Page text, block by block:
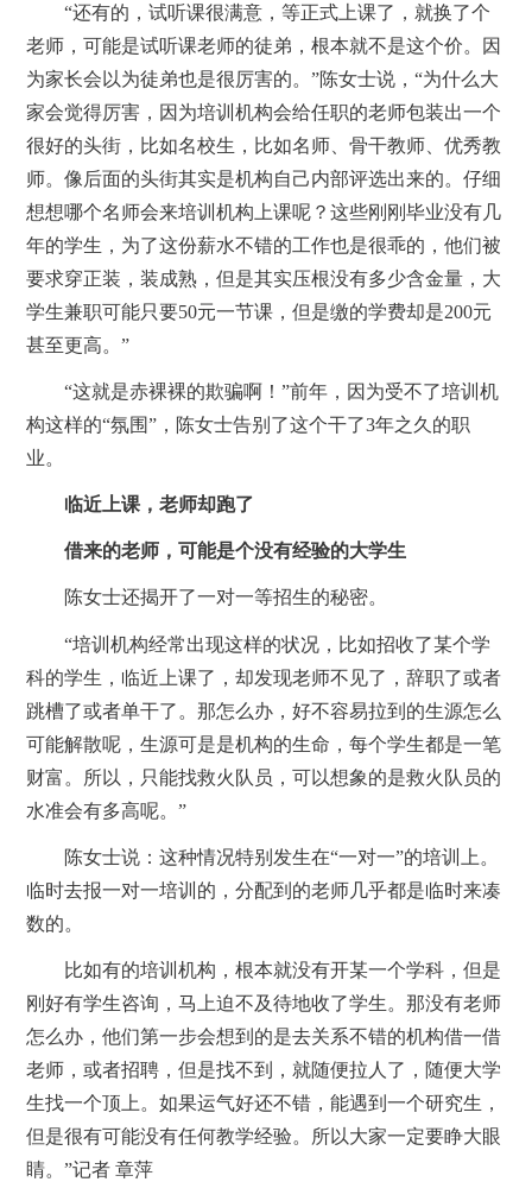
“还有的，试听课很满意，等正式上课了，就换了个
老师，可能是试听课老师的徒弟，根本就不是这个价。因
为家长会以为徒弟也是很厉害的。”陈女士说，“为什么大
家会觉得厉害，因为培训机构会给任职的老师包装出一个
很好的头街，比如名校生，比如名师、骨干教师、优秀教
师。像后面的头街其实是机构自己内部评选出来的。仔细
想想哪个名师会来培训机构上课呢？这些刚刚毕业没有几
年的学生，为了这份薪水不错的工作也是很乖的，他们被
要求穿正装，装成熟，但是其实压根没有多少含金量，大
学生兼职可能只要50元一节课，但是缴的学费却是200元
甚至更高。”
“这就是赤裸裸的欺骗啊！”前年，因为受不了培训机
构这样的“氛围”，陈女士告别了这个干了3年之久的职
业。
临近上课，老师却跑了
借来的老师，可能是个没有经验的大学生
陈女士还揭开了一对一等招生的秘密。
“培训机构经常出现这样的状况，比如招收了某个学
科的学生，临近上课了，却发现老师不见了，辞职了或者
跳槽了或者单干了。那怎么办，好不容易拉到的生源怎么
可能解散呢，生源可是是机构的生命，每个学生都是一笔
财富。所以，只能找救火队员，可以想象的是救火队员的
水准会有多高呢。”
陈女士说：这种情况特别发生在“一对一”的培训上。
临时去报一对一培训的，分配到的老师几乎都是临时来凑
数的。
比如有的培训机构，根本就没有开某一个学科，但是
刚好有学生咨询，马上迫不及待地收了学生。那没有老师
怎么办，他们第一步会想到的是去关系不错的机构借一借
老师，或者招聘，但是找不到，就随便拉人了，随便大学
生找一个顶上。如果运气好还不错，能遇到一个研究生，
但是很有可能没有任何教学经验。所以大家一定要睁大眼
睛。”记者 章萍